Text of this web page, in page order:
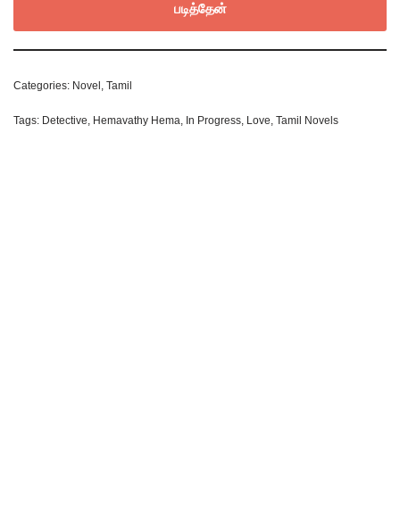
படித்தேன்
Categories: Novel Tamil
Tags: Detective Hemavathy Hema In Progress Love Tamil Novels